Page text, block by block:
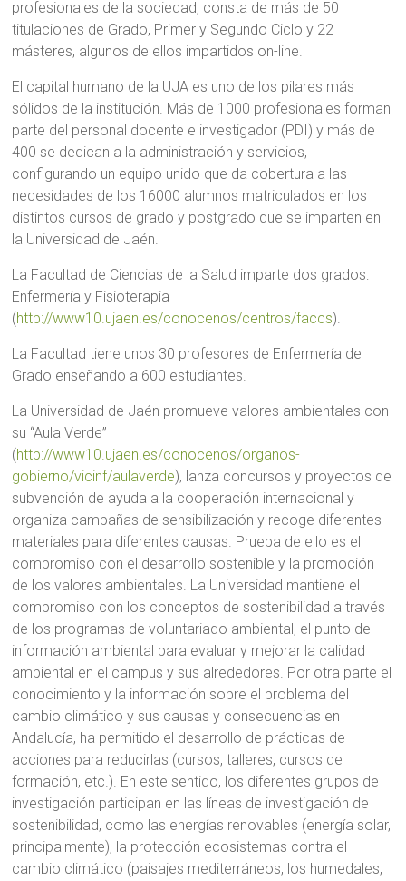
profesionales de la sociedad, consta de más de 50
titulaciones de Grado, Primer y Segundo Ciclo y 22
másteres, algunos de ellos impartidos on-line.
El capital humano de la UJA es uno de los pilares más
sólidos de la institución. Más de 1000 profesionales forman
parte del personal docente e investigador (PDI) y más de
400 se dedican a la administración y servicios,
configurando un equipo unido que da cobertura a las
necesidades de los 16000 alumnos matriculados en los
distintos cursos de grado y postgrado que se imparten en
la Universidad de Jaén.
La Facultad de Ciencias de la Salud imparte dos grados:
Enfermería y Fisioterapia
(http://www10.ujaen.es/conocenos/centros/faccs).
La Facultad tiene unos 30 profesores de Enfermería de
Grado enseñando a 600 estudiantes.
La Universidad de Jaén promueve valores ambientales con
su “Aula Verde”
(http://www10.ujaen.es/conocenos/organos-
gobierno/vicinf/aulaverde), lanza concursos y proyectos de
subvención de ayuda a la cooperación internacional y
organiza campañas de sensibilización y recoge diferentes
materiales para diferentes causas. Prueba de ello es el
compromiso con el desarrollo sostenible y la promoción
de los valores ambientales. La Universidad mantiene el
compromiso con los conceptos de sostenibilidad a través
de los programas de voluntariado ambiental, el punto de
información ambiental para evaluar y mejorar la calidad
ambiental en el campus y sus alrededores. Por otra parte el
conocimiento y la información sobre el problema del
cambio climático y sus causas y consecuencias en
Andalucía, ha permitido el desarrollo de prácticas de
acciones para reducirlas (cursos, talleres, cursos de
formación, etc.). En este sentido, los diferentes grupos de
investigación participan en las líneas de investigación de
sostenibilidad, como las energías renovables (energía solar,
principalmente), la protección ecosistemas contra el
cambio climático (paisajes mediterráneos, los humedales,